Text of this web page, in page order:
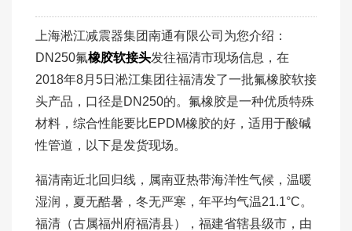
上海淞江减震器集团南通有限公司为您介绍：
DN250氟橡胶软接头发往福清市现场信息，在
2018年8月5日淞江集团往福清发了一批氟橡胶软接
头产品，口径是DN250的。氟橡胶是一种优质特殊
材料，综合性能要比EPDM橡胶的好，适用于酸碱
性管道，以下是发货现场。
福清南近北回归线，属南亚热带海洋性气候，温暖
湿润，夏无酷暑，冬无严寒，年平均气温21.1°C。
福清（古属福州府福清县），福建省辖县级市，由